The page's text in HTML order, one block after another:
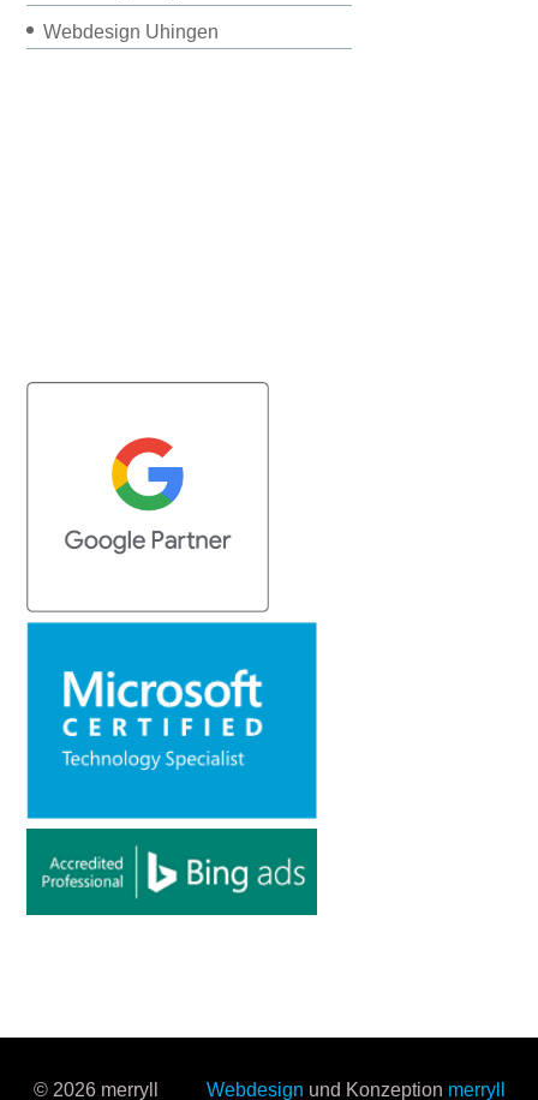
Webdesign Uhingen
© 2026 merryll Webdesign und Konzeption merryll